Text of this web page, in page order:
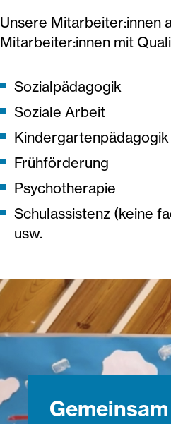
Unsere Mitarbeiter:innen
Mitarbeiter:innen mit
Sozialpädagogik
Soziale Arbeit
Frühförderung
Psychotherapie
Schulassistenz (keine
usw.